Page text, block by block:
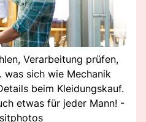
Verarbeitung prüfen,
was sich wie Mechanik
beim Kleidungskauf.
etwas für jeder Mann! -